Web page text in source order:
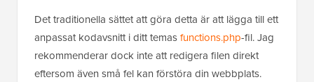
Det traditionella sättet att göra detta är att lägga till ett
anpassat kodavsnitt i ditt temasfunctions.php-fil. Jag
rekommenderar dock inte att redigera filen direkt
eftersom även små fel kan förstöra din webbplats.